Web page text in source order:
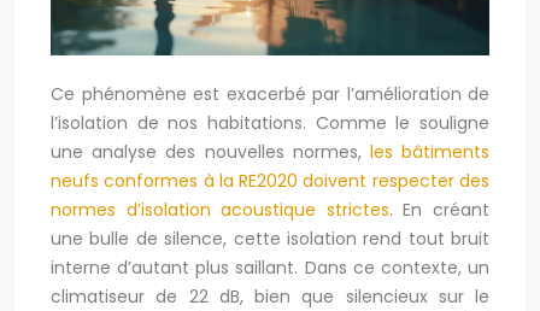
Ce phénomène est exacerbé par l’amélioration de
l’isolation de nos habitations. Comme le souligne
une analyse des nouvelles normes, les bâtiments
neufs conformes à la RE2020 doivent respecter des
normes d’isolation acoustique strictes. En créant
une bulle de silence, cette isolation rend tout bruit
interne d’autant plus saillant. Dans ce contexte, un
climatiseur de 22 dB, bien que silencieux sur le